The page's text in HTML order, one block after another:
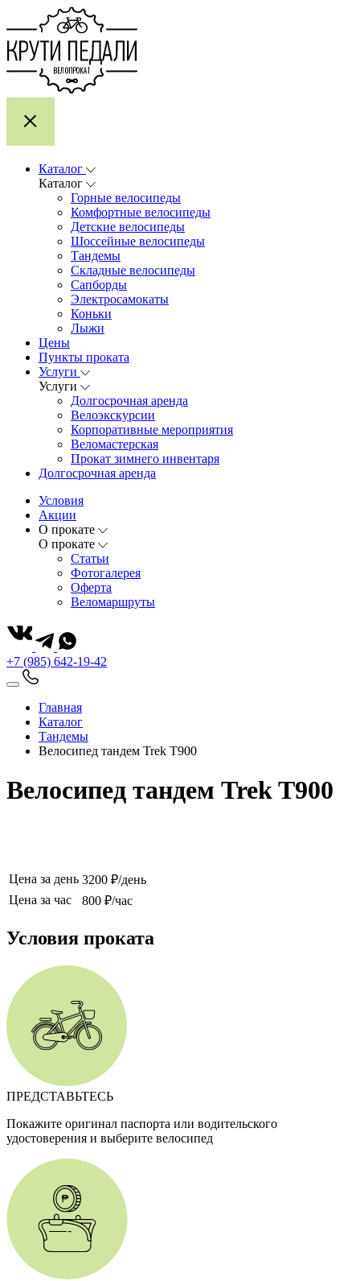
Каталог
Каталог
Горные велосипеды
Комфортные велосипеды
Детские велосипеды
Шоссейные велосипеды
Тандемы
Складные велосипеды
Сапборды
Электросамокаты
Коньки
Лыжи
Цены
Пункты проката
Услуги
Услуги
Долгосрочная аренда
Велоэкскурсии
Корпоративные мероприятия
Веломастерская
Прокат зимнего инвентаря
Долгосрочная аренда
Условия
Акции
О прокате
О прокате
Статьи
Фотогалерея
Оферта
Веломаршруты
+7 (985) 642-19-42
Главная
Каталог
Тандемы
Велосипед тандем Trek T900
Велосипед тандем Trek T900
Цена за день 3200 ₽/день
Цена за час
800 ₽/час
Условия проката
ПРЕДСТАВЬТЕСЬ
Покажите оригинал паспорта или водительского
удостоверения и выберите велосипед